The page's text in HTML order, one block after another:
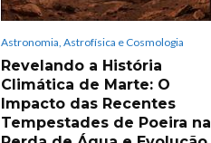
Astronomia, Astrofísica e Cosmologia
Revelando a História
Climática de Marte: O
Impacto das Recentes
Tempestades de Poeira na